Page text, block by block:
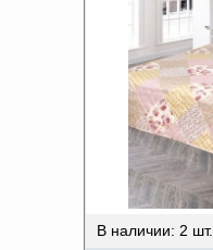
В наличии: 2 шт.